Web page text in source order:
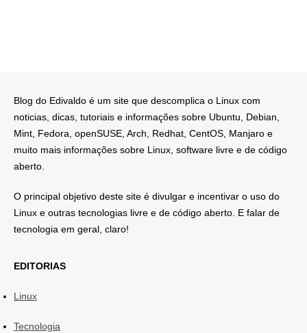
Blog do Edivaldo é um site que descomplica o Linux com
noticias, dicas, tutoriais e informações sobre Ubuntu, Debian,
Mint, Fedora, openSUSE, Arch, Redhat, CentOS, Manjaro e
muito mais informações sobre Linux, software livre e de código
aberto.
O principal objetivo deste site é divulgar e incentivar o uso do
Linux e outras tecnologias livre e de código aberto. E falar de
tecnologia em geral, claro!
EDITORIAS
Linux
Tecnologia